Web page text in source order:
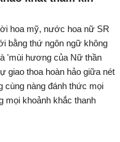
hoa mỹ, nước hoa nữ SR
bằng thứ ngôn ngữ không
'mùi hương của Nữ thần
giao thoa hoàn hảo giữa nét
cùng nàng đánh thức mọi
mọi khoảnh khắc thanh